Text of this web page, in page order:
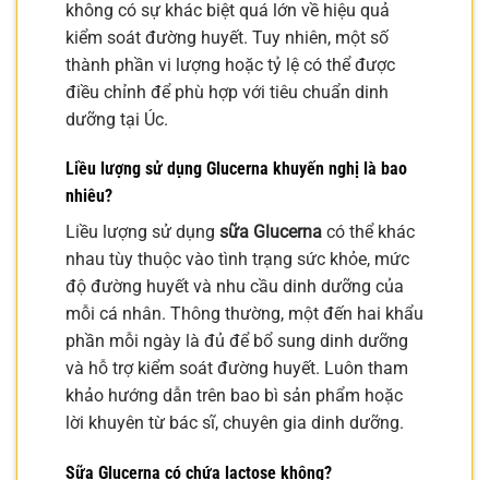
không có sự khác biệt quá lớn về hiệu quả
kiểm soát đường huyết. Tuy nhiên, một số
thành phần vi lượng hoặc tỷ lệ có thể được
điều chỉnh để phù hợp với tiêu chuẩn dinh
dưỡng tại Úc.
Liều lượng sử dụng Glucerna khuyến nghị là bao
nhiêu?
Liều lượng sử dụng sữa Glucerna có thể khác
nhau tùy thuộc vào tình trạng sức khỏe, mức
độ đường huyết và nhu cầu dinh dưỡng của
mỗi cá nhân. Thông thường, một đến hai khẩu
phần mỗi ngày là đủ để bổ sung dinh dưỡng
và hỗ trợ kiểm soát đường huyết. Luôn tham
khảo hướng dẫn trên bao bì sản phẩm hoặc
lời khuyên từ bác sĩ, chuyên gia dinh dưỡng.
Sữa Glucerna có chứa lactose không?